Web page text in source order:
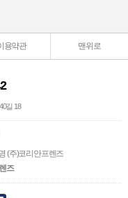
용약관 맨위로
길 18
(주)코리안프렌즈
즈